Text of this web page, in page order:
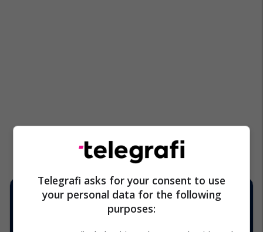
Telegrafi asks for your consent to use
your personal data for the following
purposes: